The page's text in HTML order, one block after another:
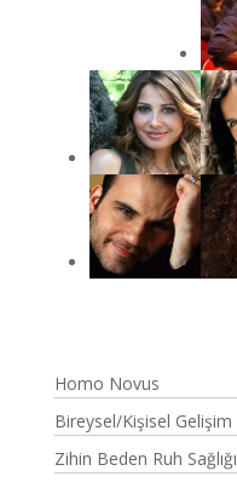
Homo Novus
Bireysel/Kişisel Gelişim
Zihin Beden Ruh Sağlığı